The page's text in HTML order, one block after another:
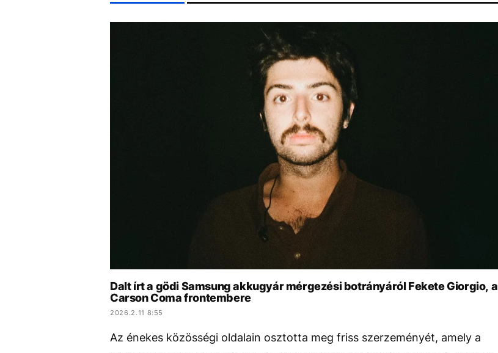
KONCERT MADONNA
Impresszum
Dalt írt a gödi Samsung akkugyár mérgezési botrányáról Fekete Giorgio, a
Carson Coma frontembere
2026.2.11 8:55
Az énekes közösségi oldalain osztotta meg friss szerzeményét, amely a